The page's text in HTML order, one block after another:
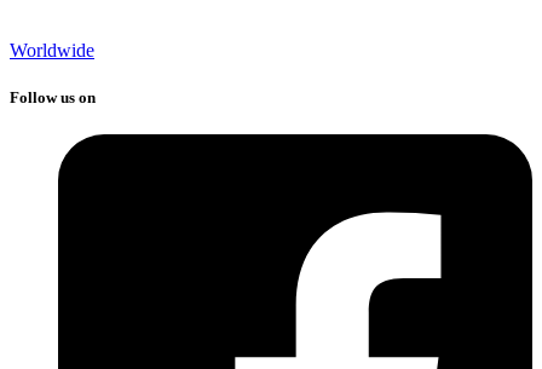
Worldwide
Follow us on